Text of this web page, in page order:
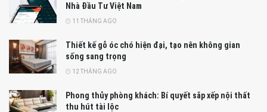
Nhà Đầu Tư Việt Nam
11 THÁNG AGO
Thiết kế gỗ óc chó hiện đại, tạo nên không gian
sống sang trọng
12 THÁNG AGO
Phong thủy phòng khách: Bí quyết sắp xếp nội thất
thu hút tài lộc